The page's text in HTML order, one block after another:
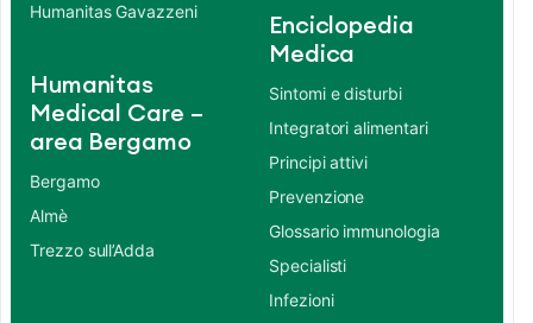
Humanitas Gavazzeni
Humanitas
Medical Care –
area Bergamo
Bergamo
Almè
Trezzo sull’Adda
Enciclopedia
Medica
Sintomi e disturbi
Integratori alimentari
Principi attivi
Prevenzione
Glossario immunologia
Specialisti
Infezioni